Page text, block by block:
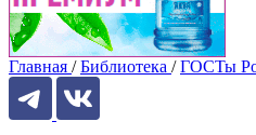
Главная / Библиотека / ГОСТы